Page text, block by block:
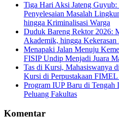
Tiga Hari Aksi Jateng Guyub:
Penyelesaian Masalah
hingga Kriminalisasi Warga
Duduk Bareng Rektor 2026:
Akademik, hingga Kekerasan
Menapaki Jalan Menuju
FISIP Undip Menjadi Juara
Tas di Kursi, Mahasiswanya
Kursi di Perpustakaan
Program IUP Baru di Tengah
Peluang Fakultas
Komentar